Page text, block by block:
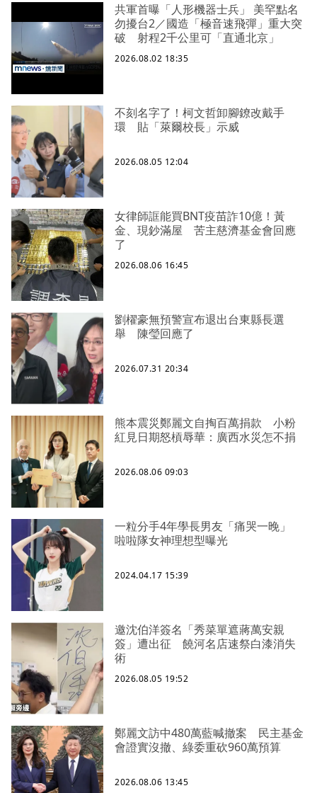
共軍首曝「人形機器士兵」 美罕點名
勿擾台2／國造「極音速飛彈」重大突
破 射程2千公里可「直通北京」
2026.08.02 18:35
不刻名字了！柯文哲卸腳鐐改戴手
環 貼「萊爾校長」示威
2026.08.05 12:04
女律師誆能買BNT疫苗詐10億！黃
金、現鈔滿屋 苦主慈濟基金會回應
了
2026.08.06 16:45
劉櫂豪無預警宣布退出台東縣長選
舉 陳瑩回應了
2026.07.31 20:34
熊本震災鄭麗文自掏百萬捐款 小粉
紅見日期怒槓辱華：廣西水災怎不捐
2026.08.06 09:03
一粒分手4年學長男友「痛哭一晚」
啦啦隊女神理想型曝光
2024.04.17 15:39
邀沈伯洋簽名「秀菜單遮蔣萬安親
簽」遭出征 饒河名店速祭白漆消失
術
2026.08.05 19:52
鄭麗文訪中480萬藍喊撤案 民主基金
會證實沒撤、綠委重砍960萬預算
2026.08.06 13:45